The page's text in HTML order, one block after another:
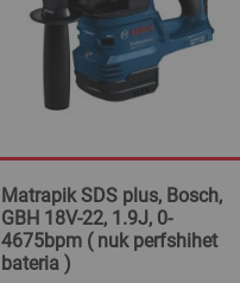
Matrapik SDS plus, Bosch,
GBH 18V-22, 1.9J, 0-
4675bpm ( nuk perfshihet
bateria )